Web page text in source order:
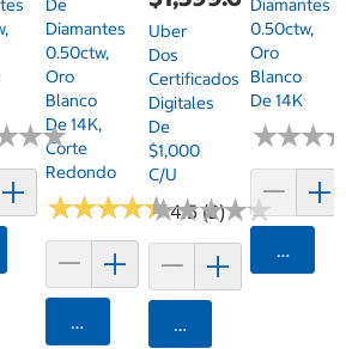
★★
★★
De
Diamantes
0.50ctw,
Oro
Blanco
De 14K,
Corte
Redondo
★★★★★
★★★★★4.5 (2)
Agregar
Uber
Dos
Certificados
Digitales
De
$1,000
C/u
★★★★★
★★★★★
Agregar
Diamantes
0.50ctw,
Oro
Blanco
De 14K
★★★
★★★